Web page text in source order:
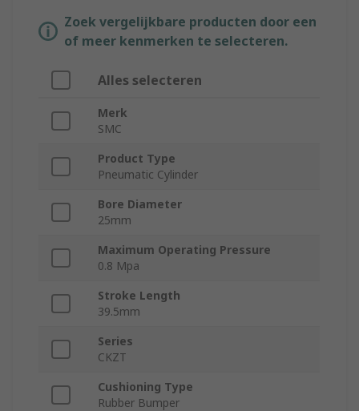
Zoek vergelijkbare producten door een
of meer kenmerken te selecteren.
Alles selecteren
Merk
SMC
Product Type
Pneumatic Cylinder
Bore Diameter
25mm
Maximum Operating Pressure
0.8 Mpa
Stroke Length
39.5mm
Series
CKZT
Cushioning Type
Rubber Bumper